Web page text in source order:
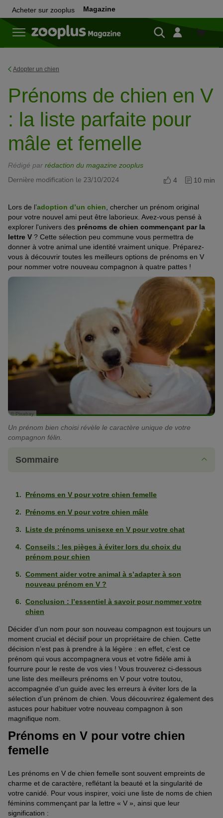
Acheter sur zooplus Magazine
Adopter un chien
Prénoms de chien en V
: la liste parfaite pour
mâle et femelle
Rédigé par rédaction du magazine zooplus
Dernière modification le 23/10/2024 4 10 min
Lors de l’adoption d’un chien , chercher un prénom original
pour votre nouvel ami peut être laborieux. Avez-vous pensé à
explorer l'univers des prénoms de chien commençant par la
lettre V ? Cette sélection peu commune vous permettra de
donner à votre animal une identité vraiment unique. Préparez-
vous à découvrir toutes les meilleurs options de prénoms en V
pour nommer votre nouveau compagnon à quatre pattes !
© Pixabay
Un prénom bien choisi révèle le caractère unique de votre
compagnon félin.
Sommaire
Prénoms en V pour votre chien femelle
Prénoms en V pour votre chien mâle
Liste de prénoms unisexe en V pour votre chat
Conseils : les pièges à éviter lors du choix du
prénom pour chien
Comment aider votre animal à s’adapter à son
nouveau prénom en V ?
Conclusion : l’essentiel à savoir pour nommer votre
chien
Décider d’un nom pour son nouveau compagnon est toujours un
moment crucial et décisif pour un propriétaire de chien. Cette
décision n’est pas à prendre à la légère : en effet, c’est ce
prénom qui vous accompagnera vous et votre fidèle ami à
fourrure pour le reste de vos vies ! Vous trouverez ci-dessous
une liste des meilleurs prénoms en V pour votre toutou,
accompagnée d’un guide avec les erreurs à éviter lors de la
sélection d’un prénom de chien. Vous découvrirez également des
astuces pour habituer votre nouveau compagnon à son
magnifique nom.
Prénoms en V pour votre chien
femelle
Les prénoms en V de chien femelle sont souvent empreints de
charme et de caractère, reflétant la beauté et la singularité de
votre canidé. Pour vous inspirer, voici une liste de noms de chien
féminins commençant par la lettre « V », ainsi que leur
signification :